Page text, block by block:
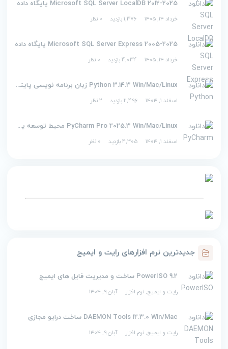
2012-2025 Microsoft SQL Server LocalDB پایگاه داده
خرداد ۱۴, ۱۴۰۵ 1,376 بازدید 0 نظر
2005-2025 Microsoft SQL Server Express پایگاه داده
خرداد ۱۴, ۱۴۰۵ 4,034 بازدید 0 نظر
Python 3.14.3 Win/Mac/Linux زبان برنامه نویسی پایتون
اسفند ۱, ۱۴۰۴ 2,496 بازدید 2 نظر
PyCharm Pro 2025.3 Win/Mac/Linux محیط توسعه یکپارچه برای پایتون
اسفند ۱, ۱۴۰۴ 4,305 بازدید 0 نظر
جدیدترین نرم افزارهای رایت و ایمیج
PowerISO 9.2 ساخت و مدیریت فایل های ایمیج
رایت و ایمیج, نرم افزار آبان ۹, ۱۴۰۴
DAEMON Tools 12.3.0 Win/Mac ساخت درایو مجازی
رایت و ایمیج, نرم افزار آبان ۹, ۱۴۰۴